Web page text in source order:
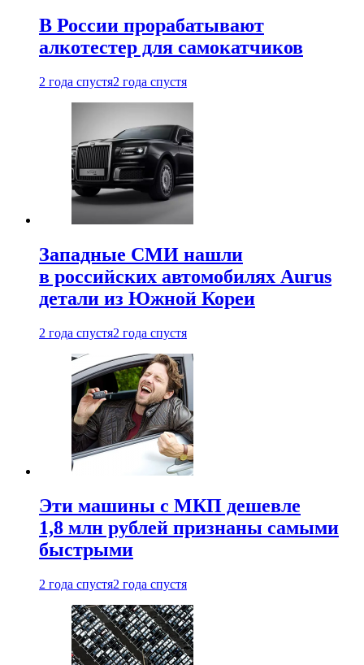
В России прорабатывают
алкотестер для самокатчиков
2 года спустя2 года спустя
Западные СМИ нашли
в российских автомобилях Aurus
детали из Южной Кореи
2 года спустя2 года спустя
Эти машины с МКП дешевле
1,8 млн рублей признаны самыми
быстрыми
2 года спустя2 года спустя